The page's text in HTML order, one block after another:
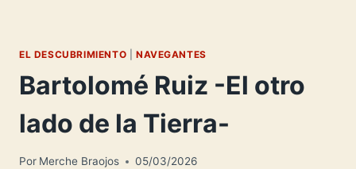
EL DESCUBRIMIENTO NAVEGANTES
Bartolomé Ruiz -El otro
lado de la Tierra-
Por Merche Braojos 05/03/2026